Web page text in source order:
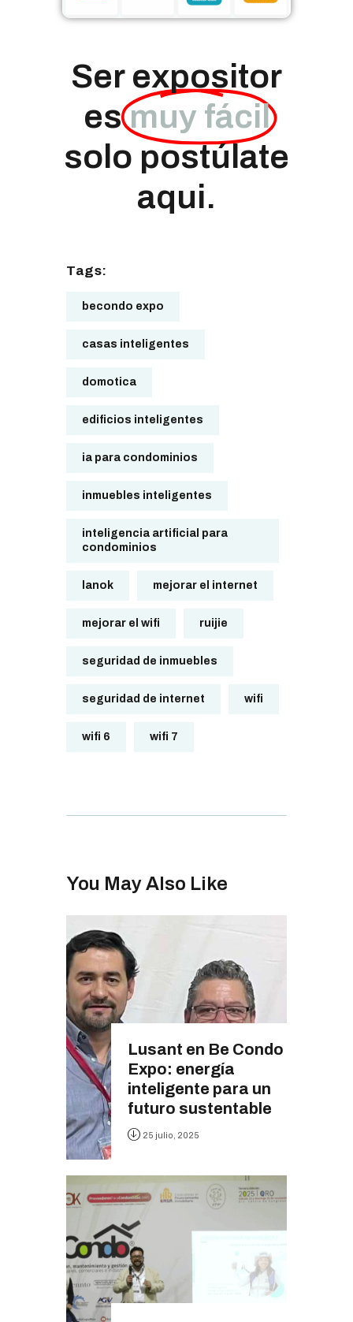
Ser expositor
esmuy fácil
solo postúlate
aqui.
Tags:
becondo expo
casas inteligentes
domotica
edificios inteligentes
ia para condominios
inmuebles inteligentes
inteligencia artificial para
condominios
lanok mejorar el internet
mejorar el wifi ruijie
seguridad de inmuebles
seguridad de internet wifi
wifi 6 wifi 7
You May Also Like
Lusant en Be Condo
Expo: energía
inteligente para un
futuro sustentable
25 julio, 2025